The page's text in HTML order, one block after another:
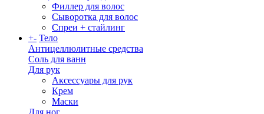
Филлер для волос
Сыворотка для волос
Спреи + стайлинг
+- Тело
Антицеллюлитные средства
Соль для ванн
Для рук
Аксессуары для рук
Крем
Маски
Для ног